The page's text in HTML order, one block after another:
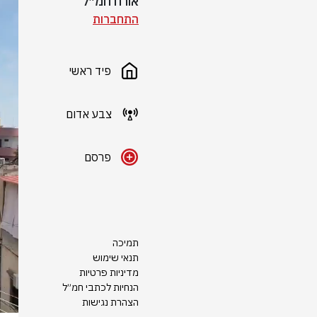
התחברות
פיד ראשי
צבע אדום
פרסם
תמיכה
תנאי שימוש
מדיניות פרטיות
הנחיות לכתבי חמ״ל
הצהרת נגישות